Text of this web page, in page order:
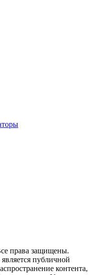
права защищены.
публичной
контента,